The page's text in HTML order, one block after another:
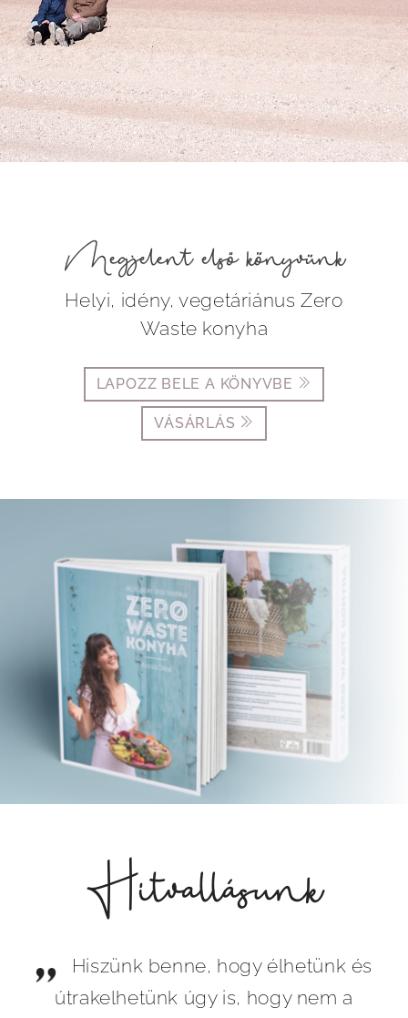
Megjelent első könyvünk
Helyi, idény, vegetáriánus Zero
Waste konyha
LAPOZZ BELE A KÖNYVBE
VÁSÁRLÁS
Hitvallásunk
Hiszünk benne, hogy élhetünk és
útrakelhetünk úgy is, hogy nem a